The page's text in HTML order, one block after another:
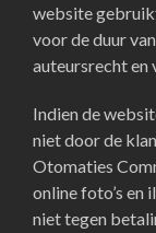
website
voor de duur
auteursrecht en
Indien de
niet door de
Otomaties
online foto’s en
niet tegen